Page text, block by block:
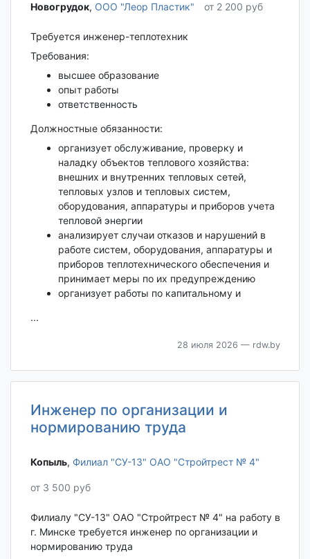
Новогрудок‎, ООО "Леор Пластик" от 2 200 руб
Требуется инженер-теплотехник
Требования:
высшее образование
опыт работы
ответственность
Должностные обязанности:
организует обслуживание, проверку и
наладку объектов теплового хозяйства:
внешних и внутренних тепловых сетей,
тепловых узлов и тепловых систем,
оборудования, аппаратуры и приборов учета
тепловой энергии
анализирует случаи отказов и нарушений в
работе систем, оборудования, аппаратуры и
приборов теплотехнического обеспечения и
принимает меры по их предупреждению
организует работы по капитальному и
...
28 июля 2026 — rdw.by
Инженер по организации и
нормированию труда
Копыль‎, Филиал "СУ-13" ОАО "Стройтрест № 4"
от 3 500 руб
Филиалу "СУ-13" ОАО "Стройтрест № 4" на работу в
г. Минске требуется инженер по организации и
нормированию труда